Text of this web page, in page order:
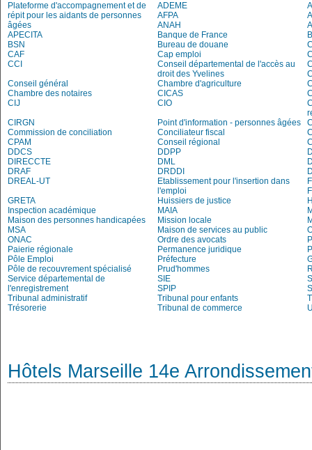
Plateforme d'accompagnement et de
répit pour les aidants de personnes
âgées
ADEME
AFPA
ANAH
APECITA
Banque de France
BSN
Bureau de douane
CAF
Cap emploi
CCI
Conseil départemental de l'accès au
droit des Yvelines
Conseil général
Chambre d'agriculture
Chambre des notaires
CICAS
CIJ
CIO
CIRGN
Point d'information - personnes âgées
Commission de conciliation
Conciliateur fiscal
CPAM
Conseil régional
DDCS
DDPP
DIRECCTE
DML
DRAF
DRDDI
DREAL-UT
Etablissement pour l'insertion dans
l'emploi
GRETA
Huissiers de justice
Inspection académique
MAIA
Maison des personnes handicapées
Mission locale
MSA
Maison de services au public
ONAC
Ordre des avocats
Paierie régionale
Permanence juridique
Pôle Emploi
Préfecture
Pôle de recouvrement spécialisé
Prud'hommes
Service départemental de
l'enregistrement
SIE
SPIP
Tribunal administratif
Tribunal pour enfants
Trésorerie
Tribunal de commerce
Hôtels Marseille 14e